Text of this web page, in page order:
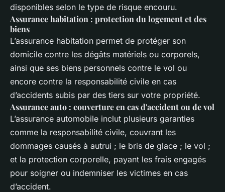
disponibles selon le type de risque encouru.
Assurance habitation : protection du logement et des
biens
L’assurance habitation permet de protéger son
domicile contre les dégâts matériels ou corporels,
ainsi que ses biens personnels contre le vol ou
encore contre la responsabilité civile en cas
d’accidents subis par des tiers sur votre propriété.
Assurance auto : couverture en cas d'accident ou de vol
L’assurance automobile inclut plusieurs garanties
comme la responsabilité civile, couvrant les
dommages causés à autrui ; le bris de glace ; le vol ;
et la protection corporelle, payant les frais engagés
pour soigner ou indemniser les victimes en cas
d’accident.